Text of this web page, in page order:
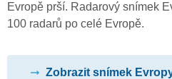
Evropě prší. Radarový snímek
100 radarů po celé Evropě.
Zobrazit snímek